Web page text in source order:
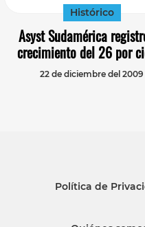
Histórico
Asyst Sudamérica
crecimiento del 26 por
22 de diciembre del 2009
Política de